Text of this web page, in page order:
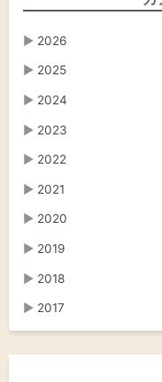
▶ 2026
▶ 2025
▶ 2024
▶ 2023
▶ 2022
▶ 2021
▶ 2020
▶ 2019
▶ 2018
▶ 2017